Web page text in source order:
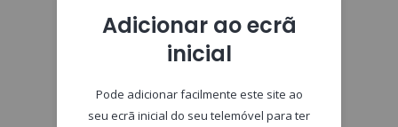
Adicionar ao ecrã
inicial
Pode adicionar facilmente este site ao
seu ecrã inicial do seu telemóvel para ter